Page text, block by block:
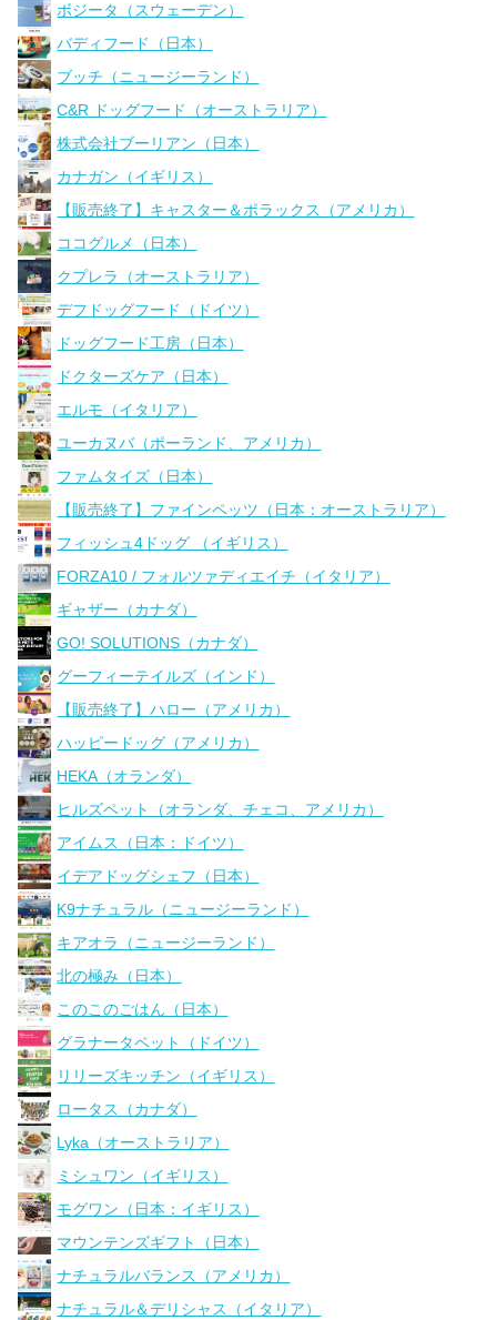
ボジータ（スウェーデン）
バディフード（日本）
ブッチ（ニュージーランド）
C&R ドッグフード（オーストラリア）
株式会社ブーリアン（日本）
カナガン（イギリス）
【販売終了】キャスター＆ポラックス（アメリカ）
ココグルメ（日本）
クプレラ（オーストラリア）
デフドッグフード（ドイツ）
ドッグフード工房（日本）
ドクターズケア（日本）
エルモ（イタリア）
ユーカヌバ（ポーランド、アメリカ）
ファムタイズ（日本）
【販売終了】ファインペッツ（日本：オーストラリア）
フィッシュ4ドッグ （イギリス）
FORZA10 / フォルツァディエイチ（イタリア）
ギャザー（カナダ）
GO! SOLUTIONS（カナダ）
グーフィーテイルズ（インド）
【販売終了】ハロー（アメリカ）
ハッピードッグ（アメリカ）
HEKA（オランダ）
ヒルズペット（オランダ、チェコ、アメリカ）
アイムス（日本：ドイツ）
イデアドッグシェフ（日本）
K9ナチュラル（ニュージーランド）
キアオラ（ニュージーランド）
北の極み（日本）
このこのごはん（日本）
グラナータペット（ドイツ）
リリーズキッチン（イギリス）
ロータス（カナダ）
Lyka（オーストラリア）
ミシュワン（イギリス）
モグワン（日本：イギリス）
マウンテンズギフト（日本）
ナチュラルバランス（アメリカ）
ナチュラル＆デリシャス（イタリア）